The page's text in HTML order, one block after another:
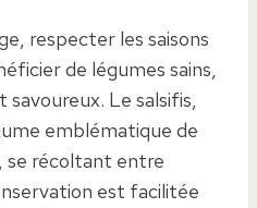
respecter les saisons
de légumes sains,
Le salsifis,
emblématique de
se récoltant entre
est facilitée